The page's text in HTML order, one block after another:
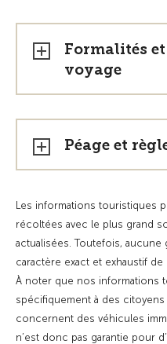
Formalités
voyage
Péage et
Les informations touristiques
récoltées avec le plus grand
actualisées. Toutefois,
caractère exact et exhaustif
À noter que nos informations
spécifiquement à des
concernent des véhicules
n’est donc pas garantie pour